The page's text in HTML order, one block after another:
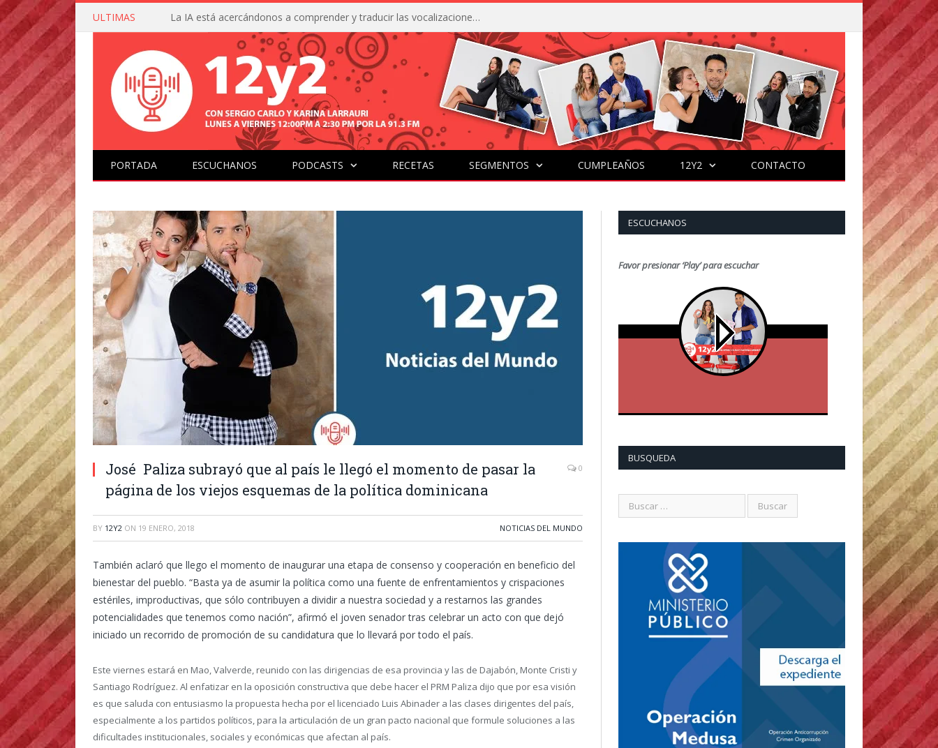
ULTIMAS La IA está acercándonos a comprender y traducir las vocalizaciones y comportamientos de nuestras mascotas
PORTADA ESCUCHANOS PODCASTS RECETAS SEGMENTOS CUMPLEAÑOS 12Y2 CONTACTO
José Paliza subrayó que al país le llegó el momento de pasar la
página de los viejos esquemas de la política dominicana
0
BY 12Y2 ON 19 ENERO, 2018 NOTICIAS DEL MUNDO
También aclaró que llego el momento de inaugurar una etapa de consenso y cooperación en beneficio del
bienestar del pueblo. “Basta ya de asumir la política como una fuente de enfrentamientos y crispaciones
estériles, improductivas, que sólo contribuyen a dividir a nuestra sociedad y a restarnos las grandes
potencialidades que tenemos como nación”, afirmó el joven senador tras celebrar un acto con que dejó
iniciado un recorrido de promoción de su candidatura que lo llevará por todo el país.
Este viernes estará en Mao, Valverde, reunido con las dirigencias de esa provincia y las de Dajabón, Monte Cristi y
Santiago Rodríguez. Al enfatizar en la oposición constructiva que debe hacer el PRM Paliza dijo que por esa visión
es que saluda con entusiasmo la propuesta hecha por el licenciado Luis Abinader a las clases dirigentes del país,
especialmente a los partidos políticos, para la articulación de un gran pacto nacional que formule soluciones a las
dificultades institucionales, sociales y económicas que afectan al país.
ESCUCHANOS
Favor presionar ‘Play’ para escuchar
BUSQUEDA